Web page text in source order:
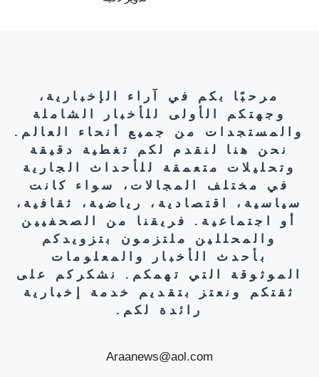
مرحبًا بكم في آراء الإخبارية،
وجهتكم الأولى للأخبار الشاملة
والمستجدات من جميع أنحاء العالم.
نحن هنا لنقدم لكم تغطية دقيقة
وتحليلات متعمقة للأحداث الجارية
في مختلف المجالات، سواء كانت
سياسية، اقتصادية، رياضية، ثقافية،
أو اجتماعية. فريقنا من الصحفيين
والمحللين ملتزمون بتزويدكم
بأحدث الأخبار والمعلومات
الموثوقة التي تهمكم. نشكركم على
ثقتكم ونعتز بتقديم خدمة إخبارية
رائدة لكم.
Araanews@aol.com